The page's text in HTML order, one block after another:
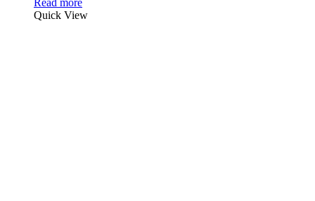
Read more
Quick View